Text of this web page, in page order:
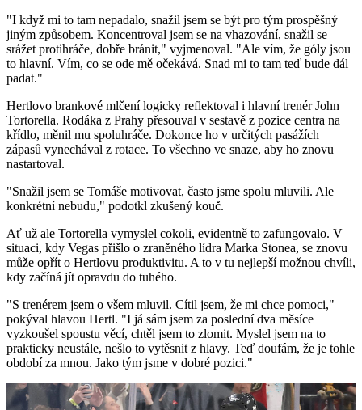
"I když mi to tam nepadalo, snažil jsem se být pro tým prospěšný
jiným způsobem. Koncentroval jsem se na vhazování, snažil se
srážet protihráče, dobře bránit," vyjmenoval. "Ale vím, že góly jsou
to hlavní. Vím, co se ode mě očekává. Snad mi to tam teď bude dál
padat."
Hertlovo brankové mlčení logicky reflektoval i hlavní trenér John
Tortorella. Rodáka z Prahy přesouval v sestavě z pozice centra na
křídlo, měnil mu spoluhráče. Dokonce ho v určitých pasážích
zápasů vynechával z rotace. To všechno ve snaze, aby ho znovu
nastartoval.
"Snažil jsem se Tomáše motivovat, často jsme spolu mluvili. Ale
konkrétní nebudu," podotkl zkušený kouč.
Ať už ale Tortorella vymyslel cokoli, evidentně to zafungovalo. V
situaci, kdy Vegas přišlo o zraněného lídra Marka Stonea, se znovu
může opřít o Hertlovu produktivitu. A to v tu nejlepší možnou chvíli,
kdy začíná jít opravdu do tuhého.
"S trenérem jsem o všem mluvil. Cítil jsem, že mi chce pomoci,"
pokýval hlavou Hertl. "I já sám jsem za poslední dva měsíce
vyzkoušel spoustu věcí, chtěl jsem to zlomit. Myslel jsem na to
prakticky neustále, nešlo to vytěsnit z hlavy. Teď doufám, že je tohle
období za mnou. Jako tým jsme v dobré pozici."